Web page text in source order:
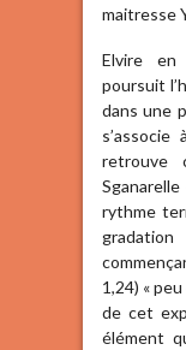
maitresse
Elvire en
poursuit
dans une
retrouve
rythme
1,24) «
de cet
élément